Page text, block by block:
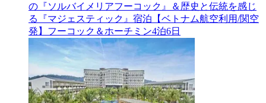
の『ソルバイメリアフーコック』＆歴史と伝統を感じ
る『マジェスティック』宿泊【ベトナム航空利用/関空
発】フーコック＆ホーチミン4泊6日